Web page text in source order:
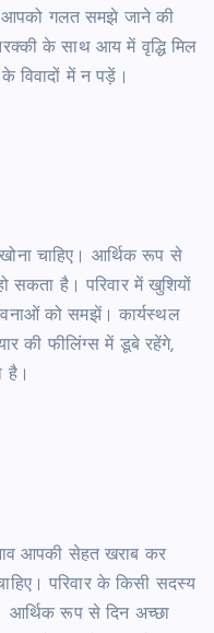
आपको गलत समझे जाने की
के साथ आय में वृद्धि मिल
विवादों में न पड़ें।
चाहिए। आर्थिक रूप से
सकता है। परिवार में खुशियों
को समझें। कार्यस्थल
की फीलिंग्स में डूबे रहेंगे,
है।
आपकी सेहत खराब कर
परिवार के किसी सदस्य
आर्थिक रूप से दिन अच्छा